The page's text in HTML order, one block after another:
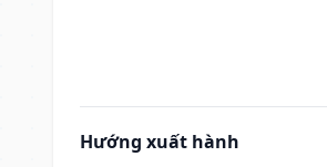
Hướng xuất hành